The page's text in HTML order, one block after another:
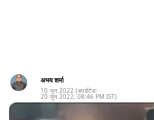
अभय शर्मा
10 जून 2022 (अपडेटेड:
20 जून 2022, 08:46 PM IST)